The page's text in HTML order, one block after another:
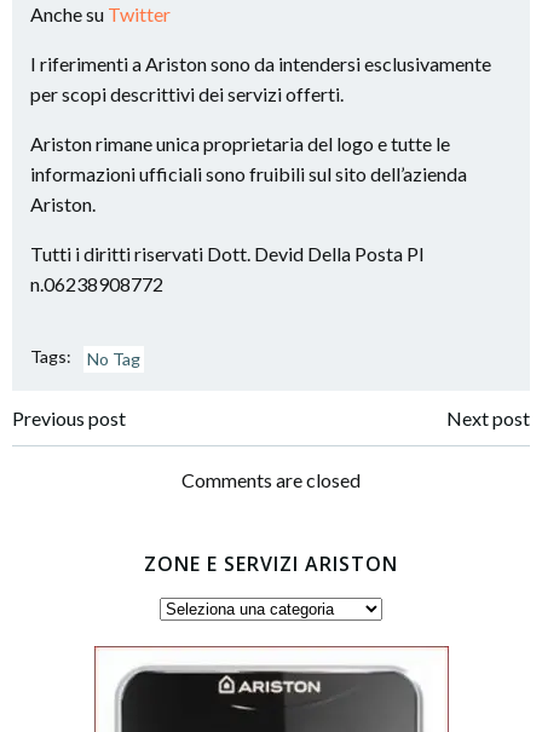
Anche su Twitter
I riferimenti a Ariston sono da intendersi esclusivamente
per scopi descrittivi dei servizi offerti.
Ariston rimane unica proprietaria del logo e tutte le
informazioni ufficiali sono fruibili sul sito dell’azienda
Ariston.
Tutti i diritti riservati Dott. Devid Della Posta PI
n.06238908772
Tags: No Tag
Post
navigation
Previous post
navigation
Next post
Comments are closed
ZONE E SERVIZI ARISTON
Zone
servizi
Ariston